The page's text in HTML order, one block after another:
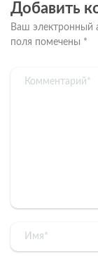
Добавить
Ваш электронный
поля помечены *